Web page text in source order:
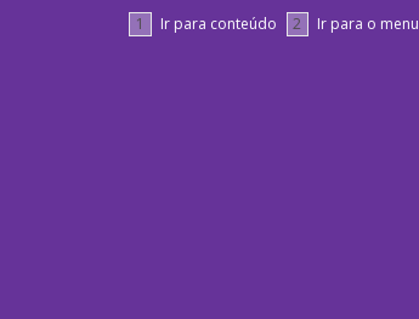
1 Ir para conteúdo 2 Ir para o menu